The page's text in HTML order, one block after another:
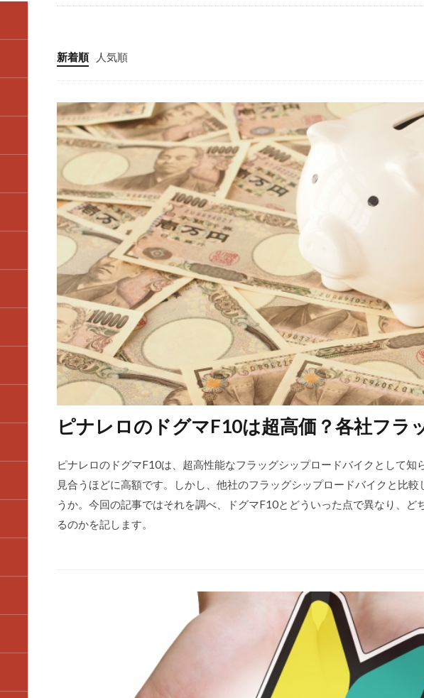
新着順 人気順
ピナレロのドグマF10は超高価？各社フラ
ピナレロのドグマF10は、超高性能なフラッグシップロードバイクとして知
見合うほどに高額です。しかし、他社のフラッグシップロードバイクと比較
うか。今回の記事ではそれを調べ、ドグマF10とどういった点で異なり、ど
るのかを記します。